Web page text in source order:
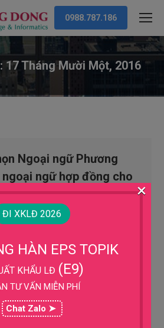
0988.787.186
17 Tháng Mười Một, 2016
Ngoại ngữ Phương
ngữ hợp đồng cho
động trong ngành cung cứng
ngữ tiếng Hàn hợp đồng, đào
cho các công ty, Ngoại ngữ
tác đào tạo ngoại ngữ cho các
ĐI XKLĐ 2026
HÀN EPS TOPIK
KHẨU LĐ (E9)
TƯ VẤN MIỄN PHÍ
Chat Zalo ➤
×